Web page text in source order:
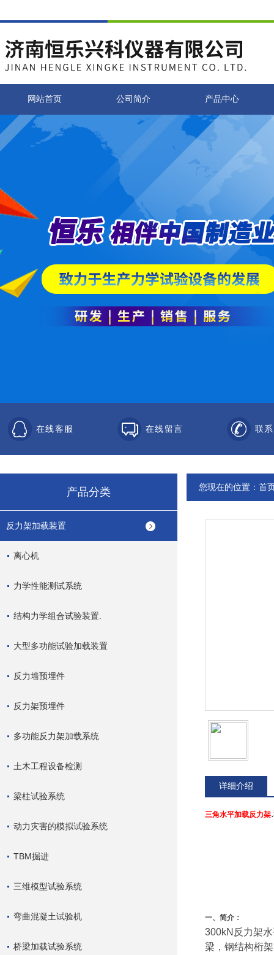
网站首页 公司简介 产品中心
在线客服 在线留言 联
产品分类
反力架加载装置
离心机
力学性能测试系统
结构力学组合试验装置.
大型多功能试验加载装置
反力墙预埋件
反力架预埋件
多功能反力架加载系统
土木工程设备检测
梁柱试验系统
动力灾害的模拟试验系统
TBM掘进
三维模型试验系统
弯曲混凝土试验机
桥梁加载试验系统
您现在的位置： 首
详细介绍
三角水平加载反力架
一、 简介：
300kN反力架
梁，钢结构桁